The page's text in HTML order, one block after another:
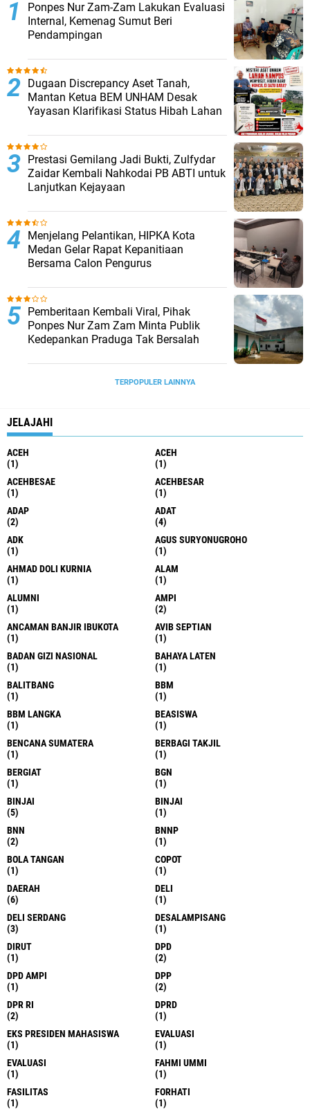
Ponpes Nur Zam-Zam Lakukan Evaluasi
Internal, Kemenag Sumut Beri
Pendampingan
Dugaan Discrepancy Aset Tanah,
Mantan Ketua BEM UNHAM Desak
Yayasan Klarifikasi Status Hibah Lahan
Prestasi Gemilang Jadi Bukti, Zulfydar
Zaidar Kembali Nahkodai PB ABTI untuk
Lanjutkan Kejayaan
Menjelang Pelantikan, HIPKA Kota
Medan Gelar Rapat Kepanitiaan
Bersama Calon Pengurus
Pemberitaan Kembali Viral, Pihak
Ponpes Nur Zam Zam Minta Publik
Kedepankan Praduga Tak Bersalah
TERPOPULER LAINNYA
JELAJAHI
ACEH
(1)
ACEH
(1)
ACEHBESAE
(1)
ACEHBESAR
(1)
ADAP
(2)
ADAT
(4)
ADK
(1)
AGUS SURYONUGROHO
(1)
AHMAD DOLI KURNIA
(1)
ALAM
(1)
ALUMNI
(1)
AMPI
(2)
ANCAMAN BANJIR IBUKOTA
(1)
AVIB SEPTIAN
(1)
BADAN GIZI NASIONAL
(1)
BAHAYA LATEN
(1)
BALITBANG
(1)
BBM
(1)
BBM LANGKA
(1)
BEASISWA
(1)
BENCANA SUMATERA
(1)
BERBAGI TAKJIL
(1)
BERGIAT
(1)
BGN
(1)
BINJAI
(5)
BINJAI
(1)
BNN
(2)
BNNP
(1)
BOLA TANGAN
(1)
COPOT
(1)
DAERAH
(6)
DELI
(1)
DELI SERDANG
(3)
DESALAMPISANG
(1)
DIRUT
(1)
DPD
(2)
DPD AMPI
(1)
DPP
(2)
DPR RI
(2)
DPRD
(1)
EKS PRESIDEN MAHASISWA
(1)
EVALUASI
(1)
EVALUASI
(1)
FAHMI UMMI
(1)
FASILITAS
(1)
FORHATI
(1)